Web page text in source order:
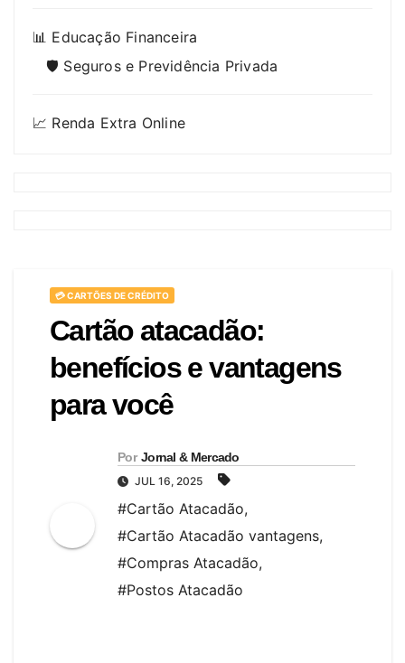
📊 Educação Financeira
🛡️ Seguros e Previdência Privada
📈 Renda Extra Online
💳 CARTÕES DE CRÉDITO
Cartão atacadão:
benefícios e vantagens
para você
Por Jornal & Mercado
JUL 16, 2025
#Cartão Atacadão,
#Cartão Atacadão vantagens,
#Compras Atacadão,
#Postos Atacadão